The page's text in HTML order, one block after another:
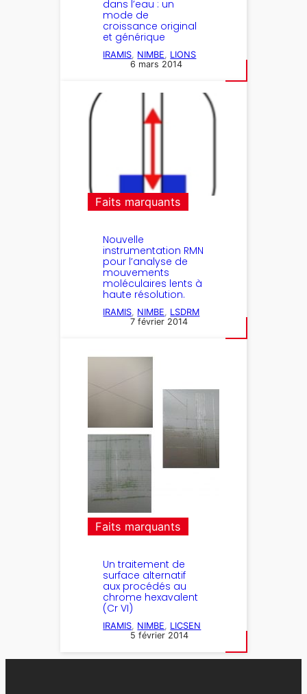
dans l’eau : un
mode de
croissance original
et générique
IRAMIS, NIMBE, LIONS
6 mars 2014
Faits marquants
Nouvelle
instrumentation RMN
pour l’analyse de
mouvements
moléculaires lents à
haute résolution.
IRAMIS NIMBE
LSDRM
7 février 2014
Faits marquants
Un traitement de
surface alternatif
aux procédés au
chrome hexavalent
(Cr VI)
IRAMIS, NIMBE, LICSEN
5 février 2014